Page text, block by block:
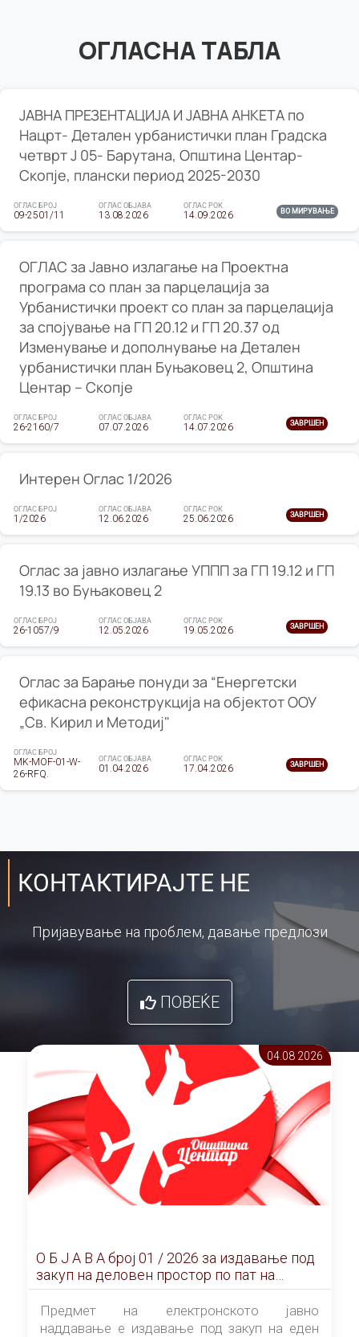
ОГЛАСНА ТАБЛА
ЈАВНА ПРЕЗЕНТАЦИЈА И ЈАВНА АНКЕТА по
Нацрт- Детален урбанистички план Градска
четврт Ј 05- Барутана, Општина Центар-
Скопје, плански период 2025-2030
ОГЛАС БРОЈ
09-2501/11
ОГЛАС ОБЈАВА
13.08.2026
ОГЛАС РОК
14.09.2026 ВО МИРУВАЊЕ
ОГЛАС за Јавно излагање на Проектна
програма со план за парцелација за
Урбанистички проект со план за парцелација
за спојување на ГП 20.12 и ГП 20.37 од
Изменување и дополнување на Детален
урбанистички план Буњаковец 2, Општина
Центар – Скопје
ОГЛАС БРОЈ
26-2160/7
ОГЛАС ОБЈАВА
07.07.2026
ОГЛАС РОК
14.07.2026 ЗАВРШЕН
Интерен Оглас 1/2026
ОГЛАС БРОЈ
1/2026
ОГЛАС ОБЈАВА
12.06.2026
ОГЛАС РОК
25.06.2026 ЗАВРШЕН
Оглас за јавно излагање УППП за ГП 19.12 и ГП
19.13 во Буњаковец 2
ОГЛАС БРОЈ
26-1057/9
ОГЛАС ОБЈАВА
12.05.2026
ОГЛАС РОК
19.05.2026 ЗАВРШЕН
Оглас за Барање понуди за “Енергетски
ефикасна реконструкција на објектот ООУ
„Св. Кирил и Методиј"
ОГЛАС БРОЈ
MK-MOF-01-W-
26-RFQ.
ОГЛАС ОБЈАВА
01.04.2026
ОГЛАС РОК
17.04.2026 ЗАВРШЕН
КОНТАКТИРАЈТЕ НЕ
Пријавување на проблем, давање предлози
ПОВЕЌЕ
04.08 2026
О Б Ј А В А брoj 01 / 2026 за издавање под
закуп на деловен простор по пат на
ЕЛЕКТРОНСКО ЈАВНО НАДДАВАЊЕ
Предмет на електронското јавно
наддавање е издавање под закуп на еден